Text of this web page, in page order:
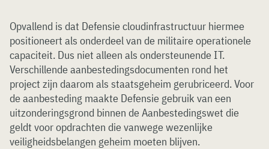
Opvallend is dat Defensie cloudinfrastructuur hiermee
positioneert als onderdeel van de militaire operationele
capaciteit. Dus niet alleen als ondersteunende IT.
Verschillende aanbestedingsdocumenten rond het
project zijn daarom als staatsgeheim gerubriceerd. Voor
de aanbesteding maakte Defensie gebruik van een
uitzonderingsgrond binnen de Aanbestedingswet die
geldt voor opdrachten die vanwege wezenlijke
veiligheidsbelangen geheim moeten blijven.